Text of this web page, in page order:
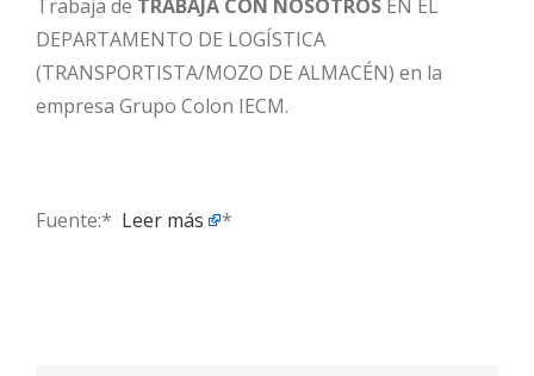
Trabaja de TRABAJA CON NOSOTROS EN EL
DEPARTAMENTO DE LOGÍSTICA
(TRANSPORTISTA/MOZO DE ALMACÉN) en la
empresa Grupo Colon IECM.
Fuente:* ​ Leer más *